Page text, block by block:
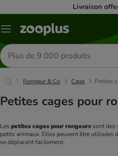
Livraison
Menu
Rechercher
des
produits
Rongeur & Co Cage Petites
Petites cages pour
Les petites cages pour rongeurs sont des
petits animaux. Elles peuvent être utilisées
se déplacent facilement.